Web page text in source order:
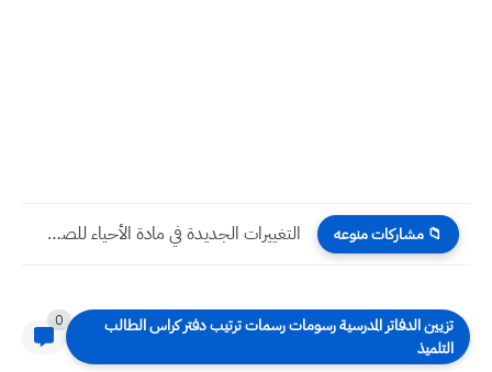
📁 مشاركات منوعه التغييرات الجديدة في مادة الأحياء للصف الثالث متوسط 2025 –...
تزيين الدفاتر المدرسية رسومات رسمات ترتيب دفتر كراس الطالب
التلميذ
0